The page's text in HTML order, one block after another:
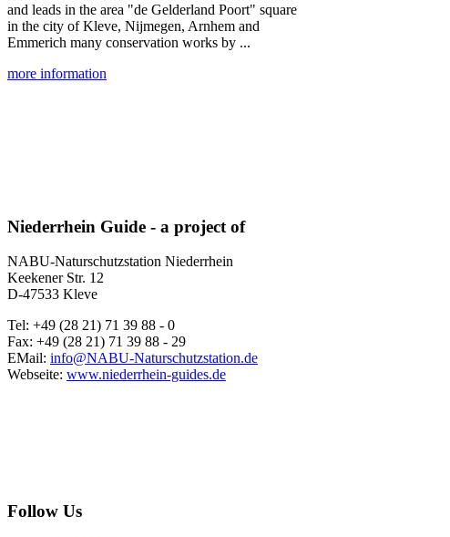
and leads in the area "de Gelderland Poort" square
in the city of Kleve, Nijmegen, Arnhem and
Emmerich many conservation works by ...
more information
Niederrhein Guide - a project of
NABU-Naturschutzstation Niederrhein
Keekener Str. 12
D-47533 Kleve
Tel: +49 (28 21) 71 39 88 - 0
Fax: +49 (28 21) 71 39 88 - 29
EMail: info@NABU-Naturschutzstation.de
Webseite: www.niederrhein-guides.de
Follow Us